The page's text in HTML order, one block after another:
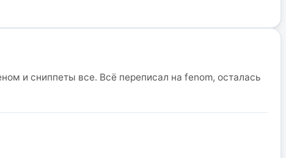
и сниппеты все. Всё переписал на fenom, осталась